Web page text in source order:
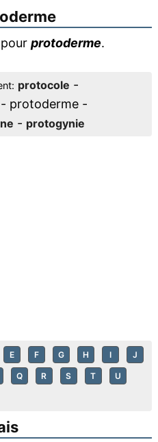
protoderme.
protocole -
- protoderme -
- protogynie
E F G H I J
Q R S T U